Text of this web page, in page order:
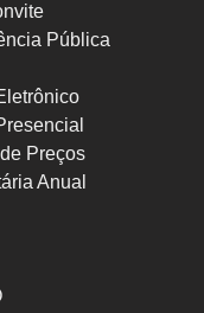
Pública
Preços
Anual